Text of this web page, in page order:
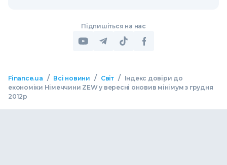
Підпишіться на нас
Finance.ua / Всі новини / Світ /
Індекс довіри до
економіки Німеччини ZEW у вересні оновив мінімум з грудня
2012р